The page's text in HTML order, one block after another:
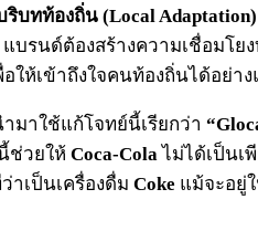
บทท้องถิ่น (Local Adaptation)
บรนด์ต้องสร้างความเชื่อมโย
ให้เข้าถึงใจคนท้องถิ่นได้อย่าง
มาใช้แก้โจทย์นี้เรียกว่า
ช่วยให้ Coca-Colaไม่ได้เป็นเ
าเป็นเครื่องดื่ม Coke แม้จะอยู่